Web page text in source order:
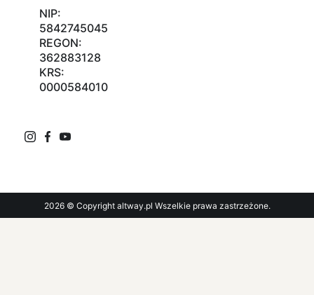
NIP:
5842745045
REGON:
362883128
KRS:
0000584010